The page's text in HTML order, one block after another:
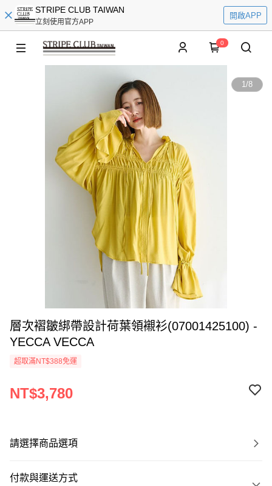
STRIPE CLUB TAIWAN
立刻使用官方APP
開啟APP
0
1/8
層次褶皺綁帶設計荷葉領襯衫(07001425100) -
YECCA VECCA
超取滿NT$388免運
NT$3,780
請選擇商品選項
付款與運送方式